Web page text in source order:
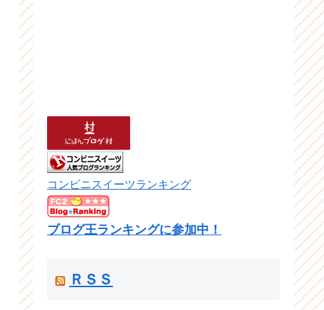
コンビニスイーツランキング
ブログ王ランキングに参加中！
ＲＳＳ